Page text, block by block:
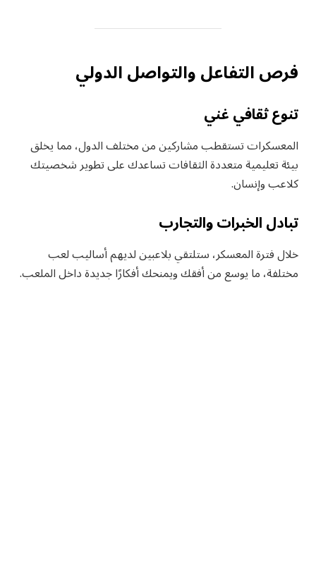
فرص التفاعل والتواصل الدولي
تنوع ثقافي غني
المعسكرات تستقطب مشاركين من مختلف الدول، مما يخلق
بيئة تعليمية متعددة الثقافات تساعدك على تطوير شخصيتك
كلاعب وإنسان.
تبادل الخبرات والتجارب
خلال فترة المعسكر، ستلتقي بلاعبين لديهم أساليب لعب
مختلفة، ما يوسع من أفقك ويمنحك أفكارًا جديدة داخل الملعب.